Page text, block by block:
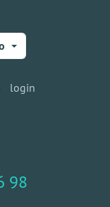
login
98